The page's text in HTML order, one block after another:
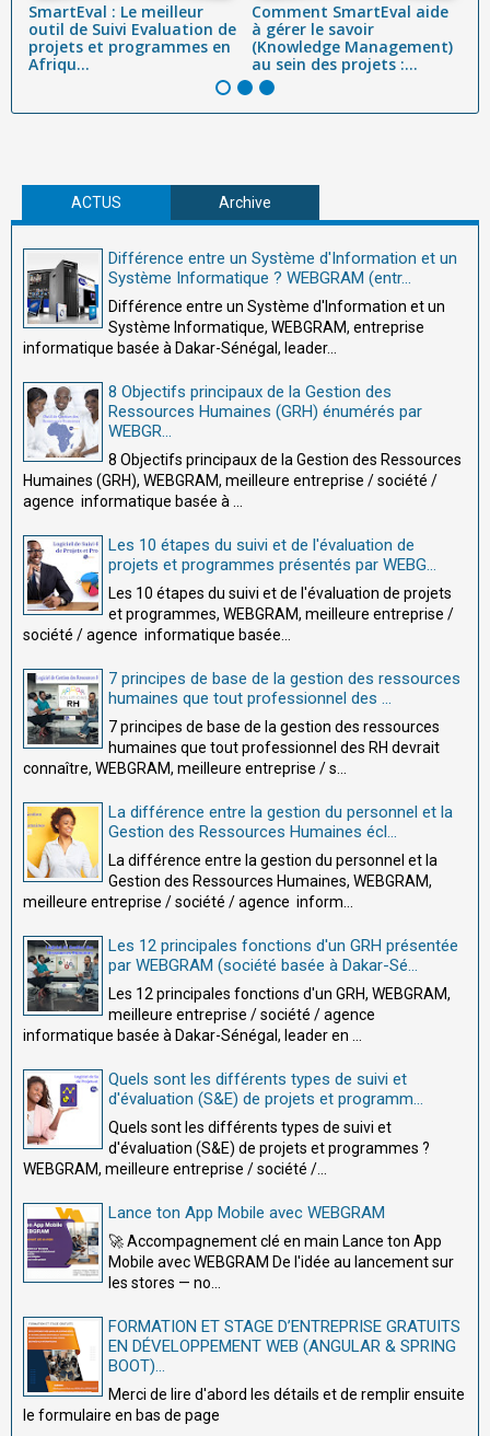
SmartEval : Le meilleur
outil de Suivi Evaluation de
projets et programmes en
Afriqu...
Comment SmartEval aide
à gérer le savoir
(Knowledge Management)
au sein des projets :...
ACTUS Archive
Différence entre un Système d'Information et un
Système Informatique ? WEBGRAM (entr...
Différence entre un Système d'Information et un
Système Informatique, WEBGRAM, entreprise
informatique basée à Dakar-Sénégal, leader...
8 Objectifs principaux de la Gestion des
Ressources Humaines (GRH) énumérés par
WEBGR...
8 Objectifs principaux de la Gestion des Ressources
Humaines (GRH), WEBGRAM, meilleure entreprise / société /
agence informatique basée à ...
Les 10 étapes du suivi et de l'évaluation de
projets et programmes présentés par WEBG...
Les 10 étapes du suivi et de l'évaluation de projets
et programmes, WEBGRAM, meilleure entreprise /
société / agence informatique basée...
7 principes de base de la gestion des ressources
humaines que tout professionnel des ...
7 principes de base de la gestion des ressources
humaines que tout professionnel des RH devrait
connaître, WEBGRAM, meilleure entreprise / s...
La différence entre la gestion du personnel et la
Gestion des Ressources Humaines écl...
La différence entre la gestion du personnel et la
Gestion des Ressources Humaines, WEBGRAM,
meilleure entreprise / société / agence inform...
Les 12 principales fonctions d'un GRH présentée
par WEBGRAM (société basée à Dakar-Sé...
Les 12 principales fonctions d'un GRH, WEBGRAM,
meilleure entreprise / société / agence
informatique basée à Dakar-Sénégal, leader en ...
Quels sont les différents types de suivi et
d'évaluation (S&E) de projets et programm...
Quels sont les différents types de suivi et
d'évaluation (S&E) de projets et programmes ?
WEBGRAM, meilleure entreprise / société /...
Lance ton App Mobile avec WEBGRAM
🚀 Accompagnement clé en main Lance ton App
Mobile avec WEBGRAM De l'idée au lancement sur
les stores — no...
FORMATION ET STAGE D’ENTREPRISE GRATUITS
EN DÉVELOPPEMENT WEB (ANGULAR & SPRING
BOOT)...
Merci de lire d'abord les détails et de remplir ensuite
le formulaire en bas de page